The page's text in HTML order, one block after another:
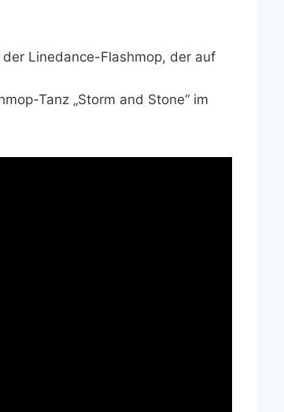
Linedance-Flashmop, der auf
Tanz „Storm and Stone“ im